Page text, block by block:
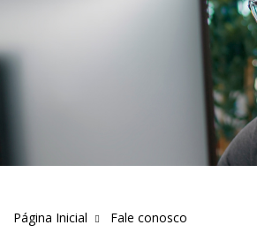
Página Inicial Fale conosco